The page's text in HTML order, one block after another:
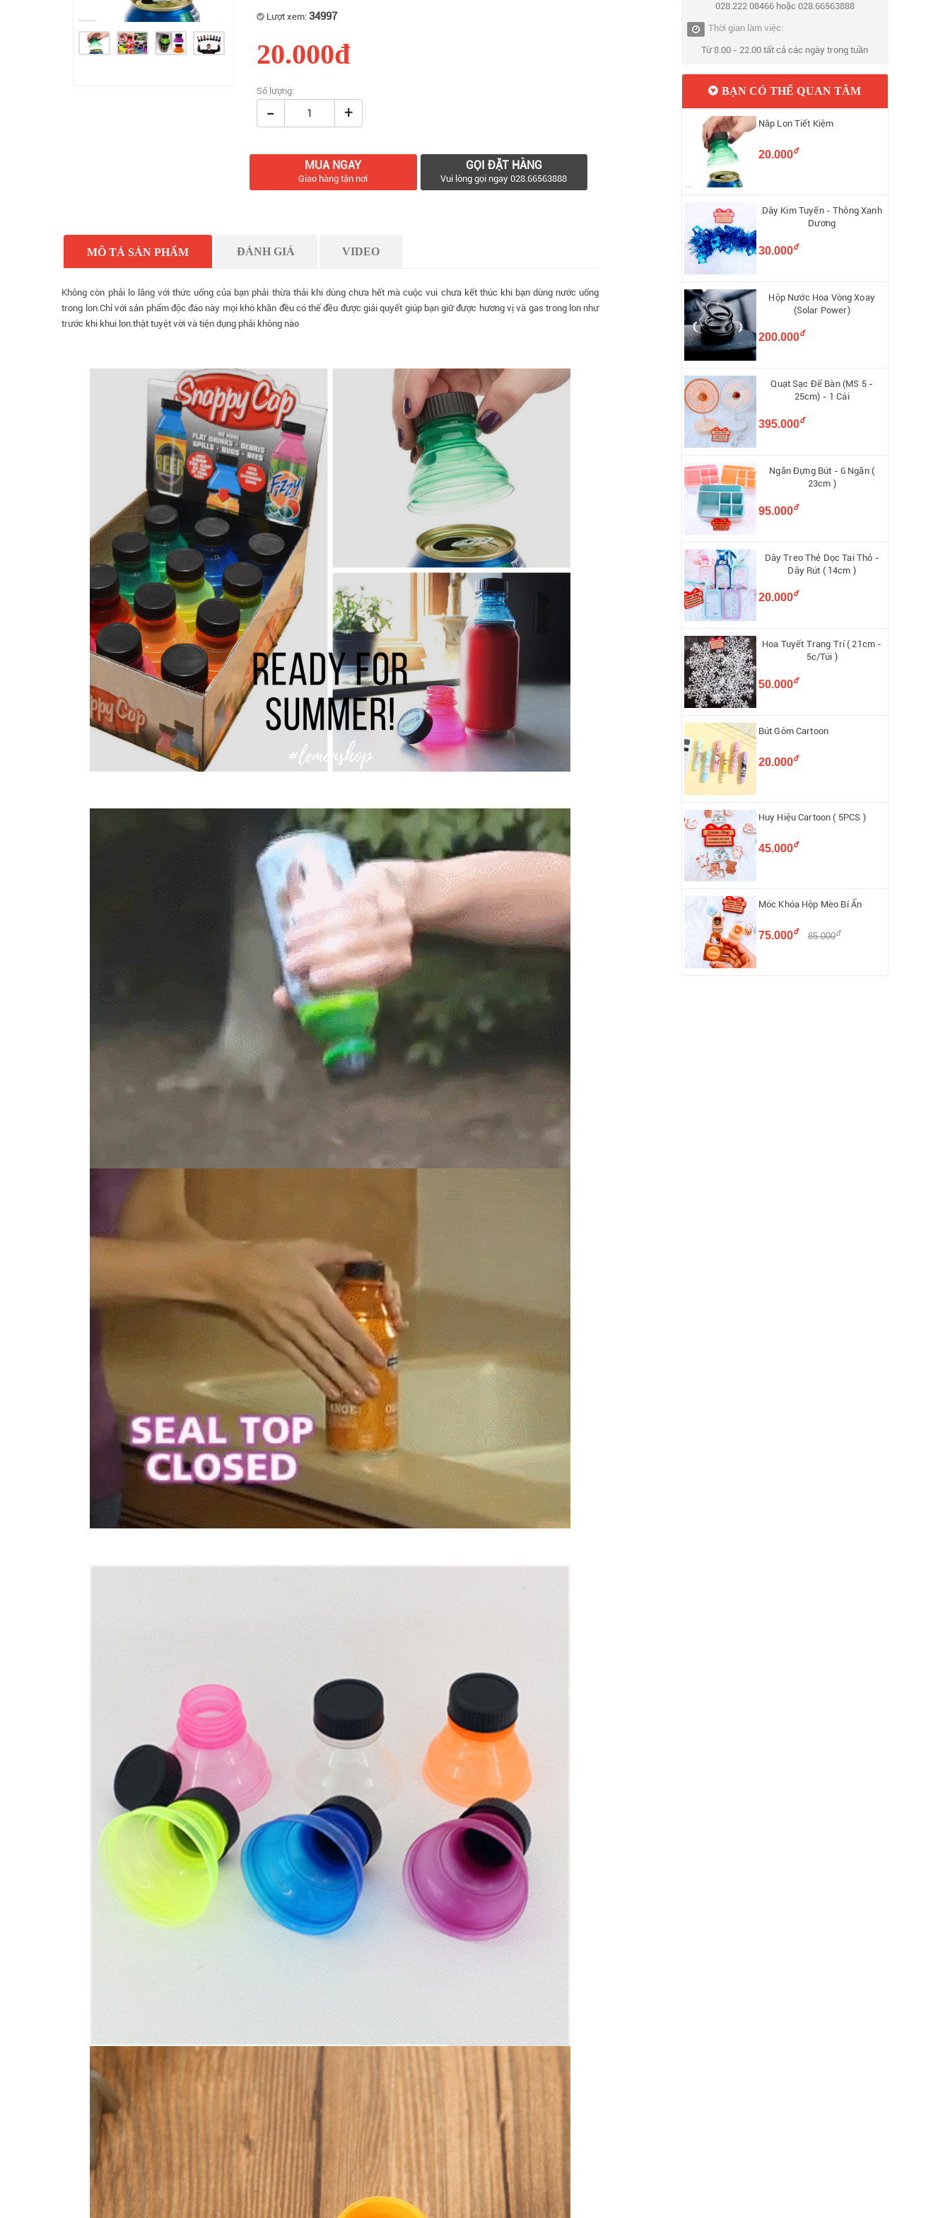
Lượt xem: 34997
20.000đ
Số lượng:
- +
MUA NGAY
Giao hàng tận nơi
GỌI ĐẶT HÀNG
Vui lòng gọi ngay 028.66563888
MÔ TẢ SẢN PHẨM ĐÁNH GIÁ VIDEO
Không còn phải lo lắng với thức uống của bạn phải thừa thải khi dùng chưa hết mà cuộc vui chưa kết thúc khi bạn dùng nước uống
trong lon.Chỉ với sản phẩm độc đáo này mọi khó khăn đều có thể đều được giải quyết giúp bạn giữ được hương vị và gas trong lon như
trước khi khui lon.thật tuyệt vời và tiện dụng phải không nào
028.222 08466 hoặc 028.66563888
Thời gian làm việc:
Từ 8.00 - 22.00 tất cả các ngày trong tuần
BẠN CÓ THỂ QUAN TÂM
Nắp Lon Tiết Kiệm
20.000đ
Dây Kim Tuyến - Thông Xanh
Dương
30.000đ
Hộp Nước Hoa Vòng Xoay
(Solar Power)
200.000đ
Quạt Sạc Để Bàn (MS 5 -
25cm) - 1 Cái
395.000đ
Ngăn Đựng Bút - 6 Ngăn (
23cm )
95.000đ
Dây Treo Thẻ Dọc Tai Thỏ -
Dây Rút ( 14cm )
20.000đ
Hoa Tuyết Trang Trí ( 21cm -
5c/Túi )
50.000đ
Bút Gôm Cartoon
20.000đ
Huy Hiệu Cartoon ( 5PCS )
45.000đ
Móc Khóa Hộp Mèo Bí Ẩn
75.000đ 85.000đ